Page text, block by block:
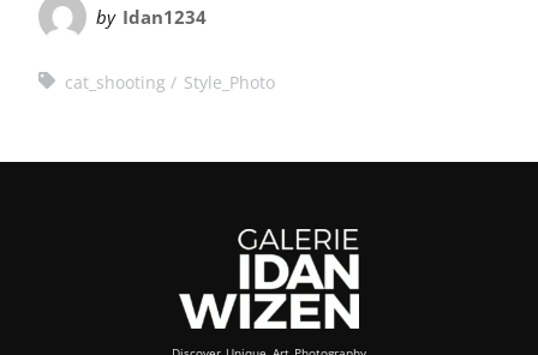
by Idan1234
cat_shooting Style_Photo